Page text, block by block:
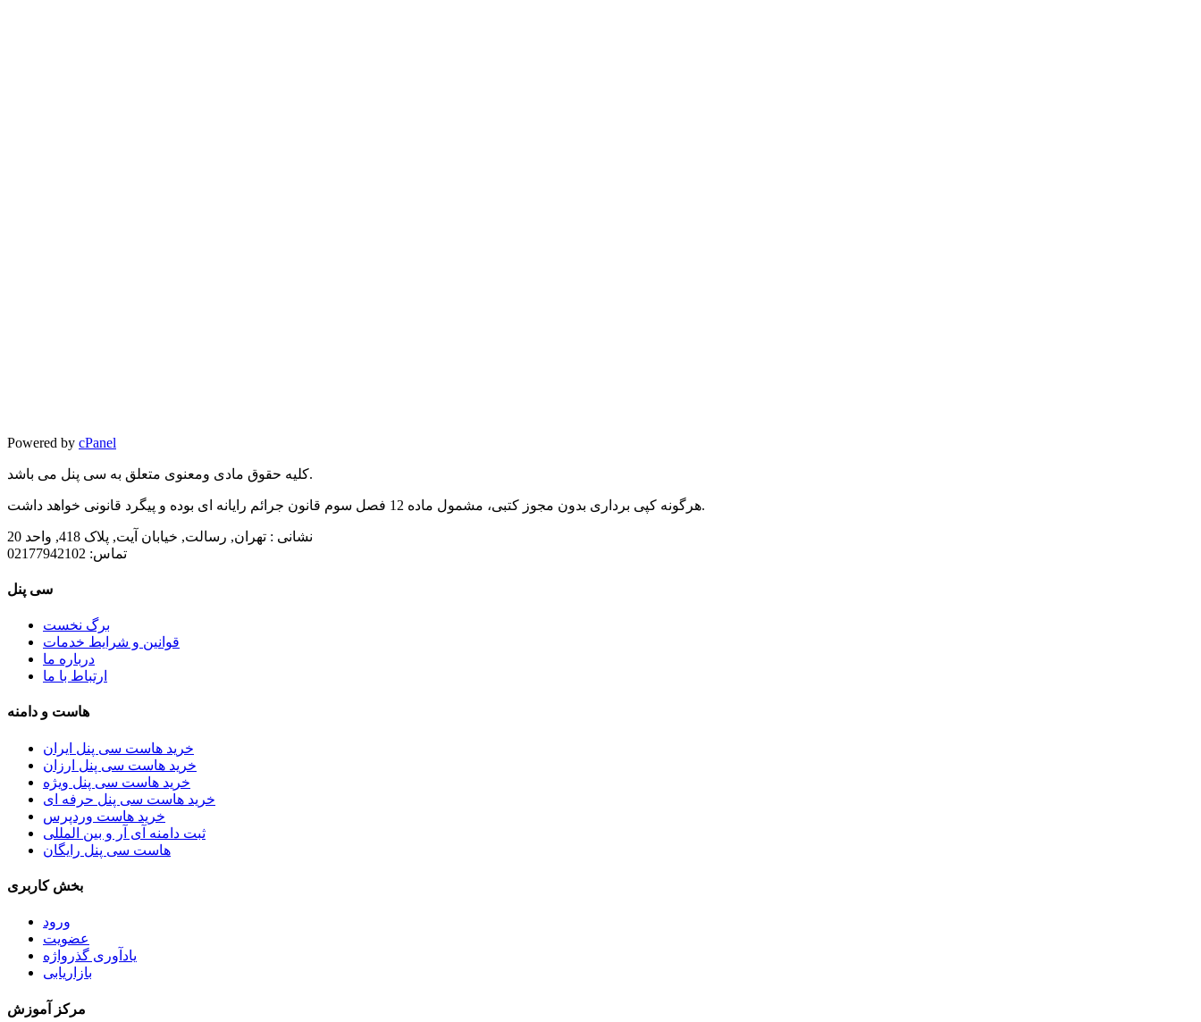
Powered by cPanel
کلیه حقوق مادی ومعنوی متعلق به سی پنل می باشد.
هرگونه کپی برداری بدون مجوز کتبی، مشمول ماده 12 فصل سوم قانون جرائم رایانه ای بوده و پیگرد قانونی خواهد داشت.
نشانی : تهران, رسالت, خیابان آیت, پلاک 418, واحد 20
تماس:
سی پنل
برگ نخست
قوانین و شرایط خدمات
درباره ما
ارتباط با ما
هاست و دامنه
خرید هاست سی پنل ایران
خرید هاست سی پنل ارزان
خرید هاست سی پنل ویژه
خرید هاست سی پنل حرفه ای
خرید هاست وردپرس
ثبت دامنه آی آر و بین المللی
هاست سی پنل رایگان
بخش کاربری
ورود
عضویت
یادآوری گذرواژه
بازاریابی
مرکز آموزش